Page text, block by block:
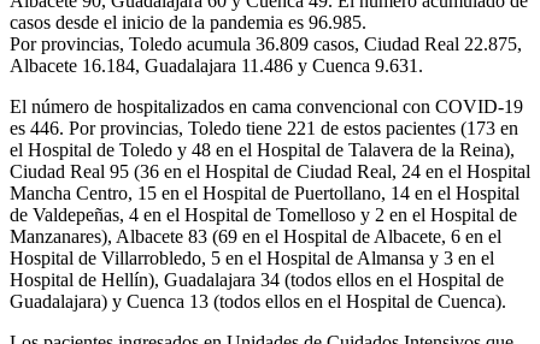
casos desde el inicio de la pandemia es 96.985.
Por provincias, Toledo acumula 36.809 casos, Ciudad Real 22.875,
Albacete 16.184, Guadalajara 11.486 y Cuenca 9.631.
El número de hospitalizados en cama convencional con COVID-19
es 446. Por provincias, Toledo tiene 221 de estos pacientes (173 en
el Hospital de Toledo y 48 en el Hospital de Talavera de la Reina),
Ciudad Real 95 (36 en el Hospital de Ciudad Real, 24 en el Hospital
Mancha Centro, 15 en el Hospital de Puertollano, 14 en el Hospital
de Valdepeñas, 4 en el Hospital de Tomelloso y 2 en el Hospital de
Manzanares), Albacete 83 (69 en el Hospital de Albacete, 6 en el
Hospital de Villarrobledo, 5 en el Hospital de Almansa y 3 en el
Hospital de Hellín), Guadalajara 34 (todos ellos en el Hospital de
Guadalajara) y Cuenca 13 (todos ellos en el Hospital de Cuenca).